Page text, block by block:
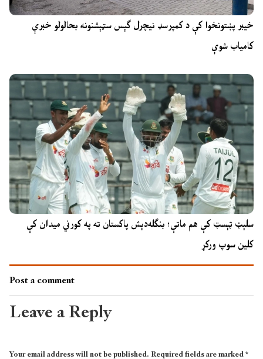
خیبر پښتونخوا کې د کمپرسډ نیچرل ګېس سټېشنونه بحالولو خبرې
کامیاب شوې
سلېټ ټېسټ کې هم ماتې؛ بنګله‌دېش پاکستان ته په کورني میدان کې
کلین سوپ ورکړ
Post a comment
Leave a Reply
Your email address will not be published.Required fields are marked*